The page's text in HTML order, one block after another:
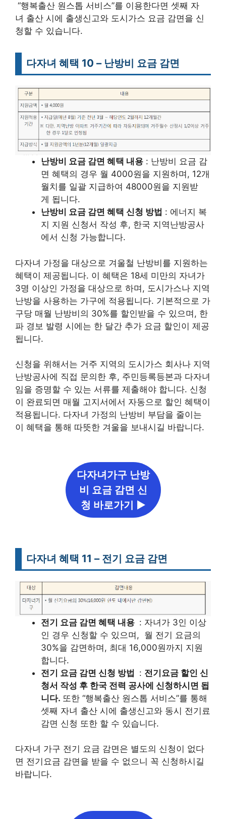
“행복출산 원스톱 서비스”를 이용한다면 셋째 자
녀 출산 시에 출생신고와 도시가스 요금 감면을 신
청할 수 있습니다.
다자녀 혜택 10 – 난방비 요금 감면
난방비 요금 감면 혜택 내용 : 난방비 요금 감
면 혜택의 경우 월 4000원을 지원하며, 12개
월치를 일괄 지급하여 48000원을 지원받
게 됩니다.
난방비 요금 감면 혜택 신청 방법 : 에너지 복
지 지원 신청서 작성 후, 한국 지역난방공사
에서 신청 가능합니다.
다자녀 가정을 대상으로 겨울철 난방비를 지원하는
혜택이 제공됩니다. 이 혜택은 18세 미만의 자녀가
3명 이상인 가정을 대상으로 하며, 도시가스나 지역
난방을 사용하는 가구에 적용됩니다. 기본적으로 가
구당 매월 난방비의 30%를 할인받을 수 있으며, 한
파 경보 발령 시에는 한 달간 추가 요금 할인이 제공
됩니다.
신청을 위해서는 거주 지역의 도시가스 회사나 지역
난방공사에 직접 문의한 후, 주민등록등본과 다자녀
임을 증명할 수 있는 서류를 제출해야 합니다. 신청
이 완료되면 매월 고지서에서 자동으로 할인 혜택이
적용됩니다. 다자녀 가정의 난방비 부담을 줄이는
이 혜택을 통해 따뜻한 겨울을 보내시길 바랍니다.
다자녀가구 난방
비 요금 감면 신
청 바로가기 ▶
다자녀 혜택 11 – 전기 요금 감면
전기 요금 감면 혜택 내용 : 자녀가 3인 이상
인 경우 신청할 수 있으며, 월 전기 요금의
30%을 감면하며, 최대 16,000원까지 지원
합니다.
전기 요금 감면 신청 방법 : 전기요금 할인 신
청서 작성 후 한국 전력 공사에 신청하시면 됩
니다. 또한 “행복출산 원스톱 서비스”를 통해
셋째 자녀 출산 시에 출생신고와 동시 전기료
감면 신청 또한 할 수 있습니다.
다자녀 가구 전기 요금 감면은 별도의 신청이 없다
면 전기요금 감면을 받을 수 없으니 꼭 신청하시길
바랍니다.